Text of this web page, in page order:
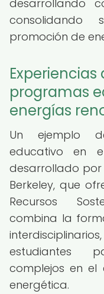
desarrollando
promoción de
Experiencias
programas
energías
Un ejemplo
educativo en
desarrollado por
Berkeley, que
Recursos
combina la
estudiantes
complejos en el
energética.